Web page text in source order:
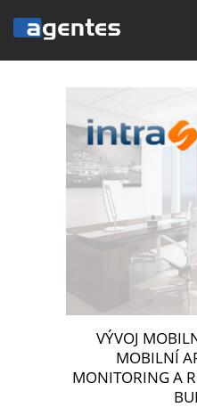
VÝVOJ
MOBILNÍ
MONITORING A